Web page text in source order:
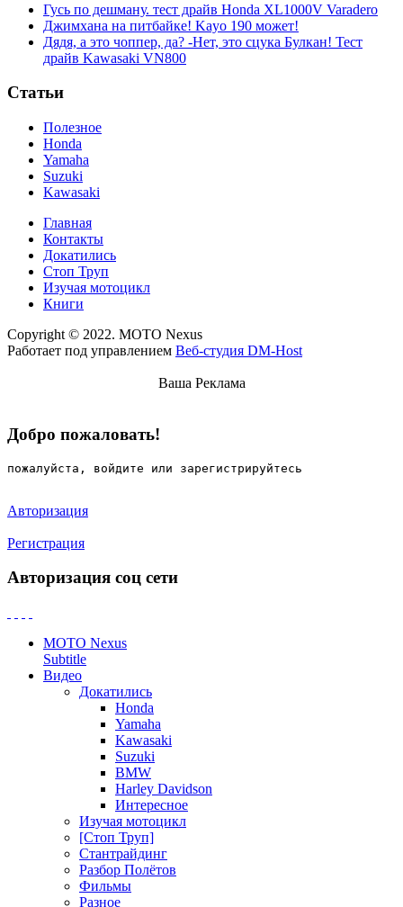
Гусь по дешману. тест драйв Honda XL1000V Varadero
Джимхана на питбайке! Kayo 190 может!
Дядя, а это чоппер, да? -Нет, это сцука Булкан! Тест
драйв Kawasaki VN800
Статьи
Полезное
Honda
Yamaha
Suzuki
Kawasaki
Главная
Контакты
Докатились
Стоп Труп
Изучая мотоцикл
Книги
Copyright © 2022. MOTO Nexus
Работает под управлением Веб-студия DM-Host
Ваша Реклама
Добро пожаловать!
пожалуйста, войдите или зарегистрируйтесь
Авторизация
Регистрация
Авторизация соц сети
MOTO Nexus
Subtitle
Видео
Докатились
Honda
Yamaha
Kawasaki
Suzuki
BMW
Harley Davidson
Интересное
Изучая мотоцикл
[Стоп Труп]
Стантрайдинг
Разбор Полётов
Фильмы
Разное